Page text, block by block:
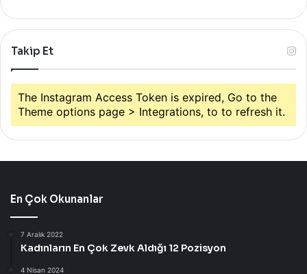
Takip Et
The Instagram Access Token is expired, Go to the
Theme options page > Integrations, to to refresh it.
En Çok Okunanlar
7 Aralık 2022
Kadınların En Çok Zevk Aldığı 12 Pozisyon
4 Nisan 2024